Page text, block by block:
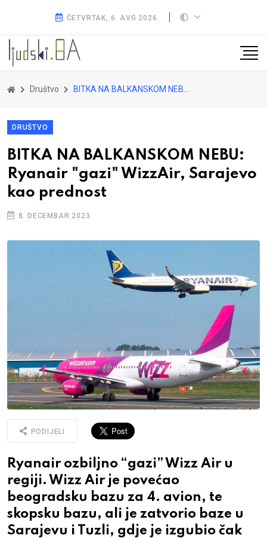
ČETVRTAK, 6. AVG 2026.
Društvo BITKA NA BALKANSKOM NEBU: Ryanair "gazi" WizzAir, Sarajevo kao prednost
DRUŠTVO
BITKA NA BALKANSKOM NEBU:
Ryanair "gazi" WizzAir, Sarajevo
kao prednost
8. DECEMBAR 2023.
PODIJELI
Ryanair ozbiljno “gazi” Wizz Air u
regiji. Wizz Air je povećao
beogradsku bazu za 4. avion, te
skopsku bazu, ali je zatvorio baze u
Sarajevu i Tuzli, gdje je izgubio čak